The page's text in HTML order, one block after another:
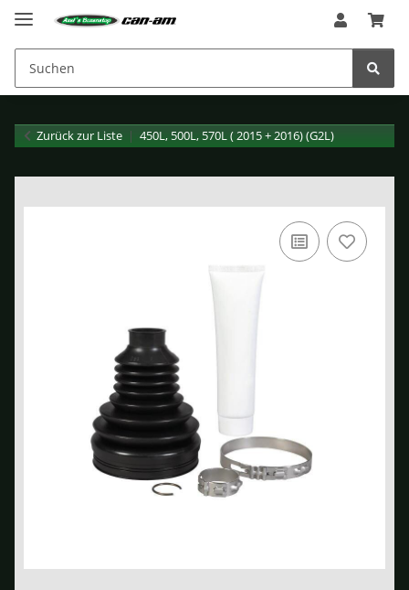
Zurück zur Liste 450L, 500L, 570L ( 2015 + 2016) (G2L)